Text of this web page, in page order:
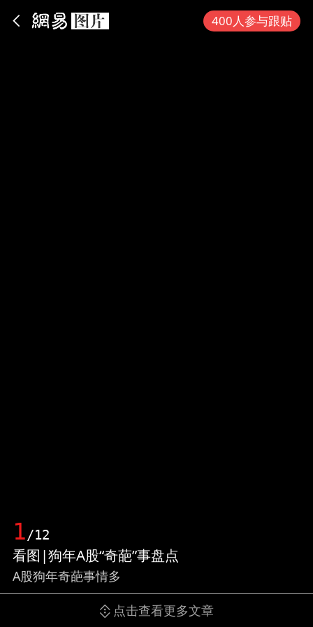
400人参与跟贴
1/12
看图|狗年A股“奇葩”事盘点
A股狗年奇葩事情多
点击查看更多文章